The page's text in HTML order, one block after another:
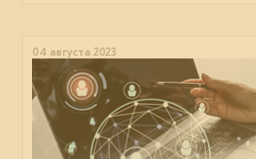
04 августа 2023